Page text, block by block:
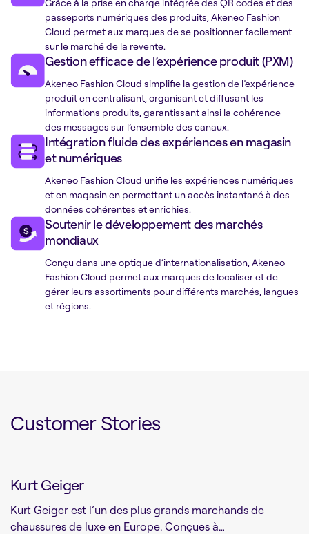
passeports numériques des produits, Akeneo Fashion
Cloud permet aux marques de se positionner facilement
sur le marché de la revente.
Gestion efficace de l’expérience produit (PXM)
Akeneo Fashion Cloud simplifie la gestion de l’expérience
produit en centralisant, organisant et diffusant les
informations produits, garantissant ainsi la cohérence
des messages sur l’ensemble des canaux.
Intégration fluide des expériences en magasin
et numériques
Akeneo Fashion Cloud unifie les expériences numériques
et en magasin en permettant un accès instantané à des
données cohérentes et enrichies.
Soutenir le développement des marchés
mondiaux
Conçu dans une optique d’internationalisation, Akeneo
Fashion Cloud permet aux marques de localiser et de
gérer leurs assortiments pour différents marchés, langues
et régions.
Customer Stories
Kurt Geiger
Kurt Geiger est l’un des plus grands marchands de
chaussures de luxe en Europe. Conçues à…